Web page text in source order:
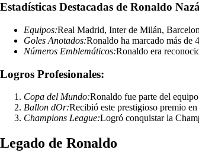
Estadísticas Destacadas de Ronaldo
Equipos:Real Madrid, Inter de Milán,
Goles Anotados:Ronaldo ha marcado más de
Números Emblemáticos:Ronaldo era
Logros Profesionales:
Copa del Mundo:Ronaldo fue parte del
Ballon dOr:Recibió este prestigioso premio en
Champions League:Logró conquistar la
Legado de Ronaldo